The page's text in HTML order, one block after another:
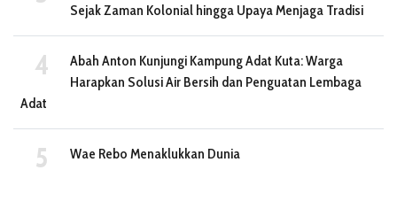
Sejak Zaman Kolonial hingga Upaya Menjaga Tradisi
Abah Anton Kunjungi Kampung Adat Kuta: Warga
Harapkan Solusi Air Bersih dan Penguatan Lembaga
Adat
Wae Rebo Menaklukkan Dunia